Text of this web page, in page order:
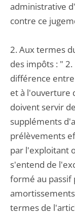
administrative
contre ce
2. Aux termes
des impôts : "
différence
et à l'ouverture
doivent servir
suppléments
prélèvements
par l'exploitant
s'entend de
formé au passif
termes de